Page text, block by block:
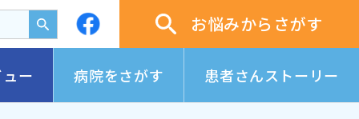
お悩みからさがす
ー 病院をさがす 患者さんストーリー